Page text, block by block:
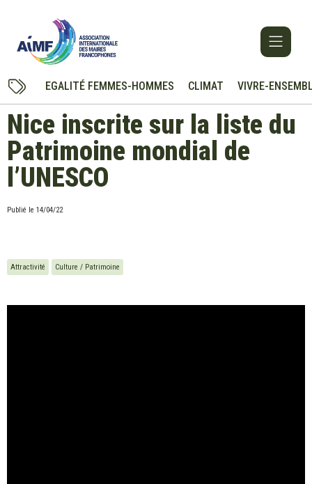
EGALITÉ FEMMES-HOMMES CLIMAT VIVRE-
Nice inscrite sur la liste du
Patrimoine mondial de
l’UNESCO
Publié le 14/04/22
Attractivité Culture / Patrimoine